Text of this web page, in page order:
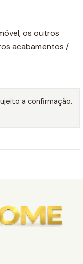
os outros
acabamentos /
a confirmação.